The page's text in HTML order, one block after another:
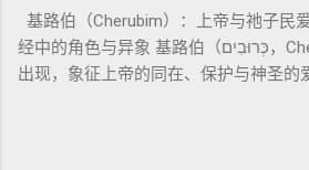
（雅5）形成呼应。 ...
语法 结构 显示 这 是在 强调 一位 ...
之书》（1 Enoch 1-36） 讲述堕落天使
如何违背神的命令，与人类女子结合，
这些天使教授人类各种知识，如金属锻
洪水洁净世界。 这一描述与《创世记
基路伯（Cherubim）：上帝与祂子民
经中的角色与异象 基路伯（כְּרוּבִים，Cherubim）在圣经中多次
出现，象征上帝的同在、保护与神圣的
护者 在《创世记》3:24中，基路伯首